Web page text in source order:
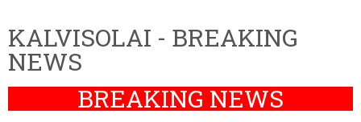
KALVISOLAI - BREAKING
NEWS
BREAKING NEWS